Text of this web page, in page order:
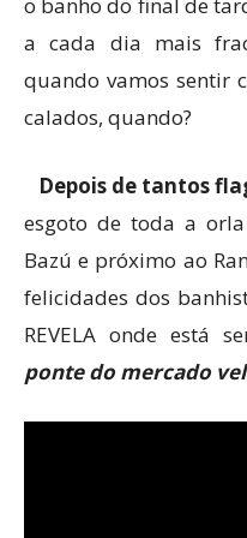
o banho do final de
a cada dia mais
quando vamos sentir
calados, quando?
Depois de tantos
esgoto de toda a
Bazú e próximo ao
felicidades dos
REVELA onde está
ponte do mercado